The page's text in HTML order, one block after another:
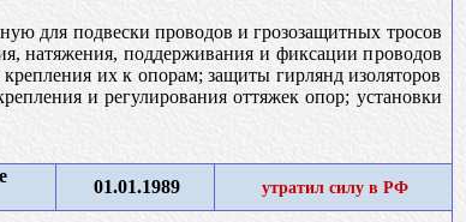
для подвески проводов и грозозащитных тросов
натяжения, поддерживания и фиксации проводов
их к опорам; защиты гирлянд изоляторов
и регулирования оттяжек опор; установки
01.01.1989 утратил силу в РФ